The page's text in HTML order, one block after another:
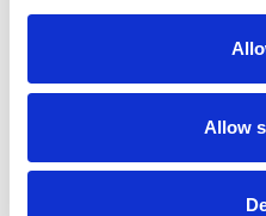
Allow
a Praga